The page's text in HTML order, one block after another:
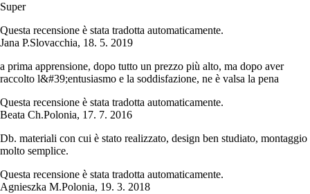
Super
Questa recensione è stata tradotta automaticamente.
Jana P.Slovacchia, 18. 5. 2019
a prima apprensione, dopo tutto un prezzo più alto, ma dopo aver
raccolto l&#39;entusiasmo e la soddisfazione, ne è valsa la pena
Questa recensione è stata tradotta automaticamente.
Beata Ch.Polonia, 17. 7. 2016
Db. materiali con cui è stato realizzato, design ben studiato, montaggio
molto semplice.
Questa recensione è stata tradotta automaticamente.
Agnieszka M.Polonia, 19. 3. 2018